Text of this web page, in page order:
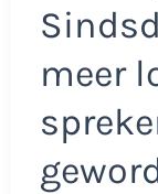
meer